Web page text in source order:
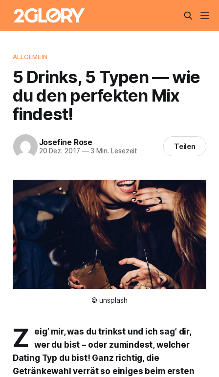
ALLGEMEIN
5 Drinks, 5 Typen — wie
du den perfekten Mix
findest!
Josefine Rose
20 Dez. 2017 —3 Min. Lesezeit Teilen
© unsplash
Z
eig’ mir, was du trinkst und ich sag’ dir,
wer du bist – oder zumindest, welcher
Dating Typ du bist! Ganz richtig, die
Getränkewahl verrät so einiges beim ersten